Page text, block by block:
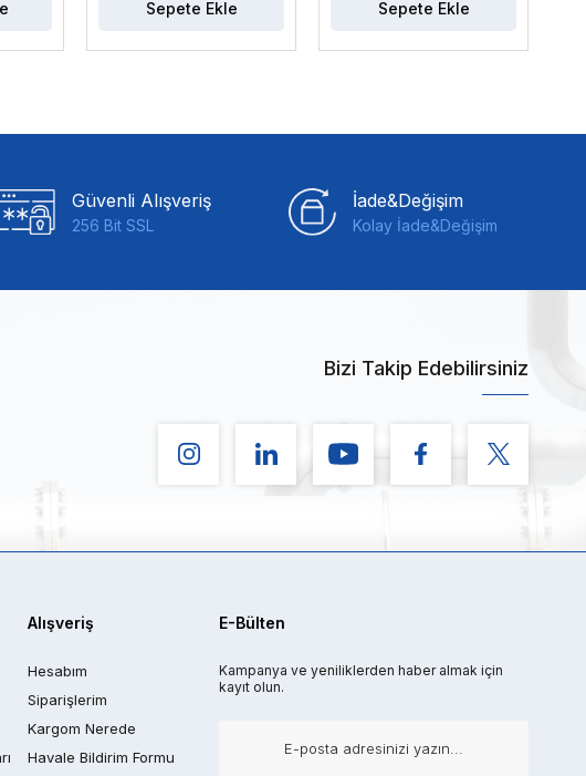
Sepete Ekle Sepete Ekle
Güvenli Alışveriş
256 Bit SSL
İade&Değişim
Kolay İade&Değişim
Bizi Takip Edebilirsiniz
Alışveriş
Hesabım
Siparişlerim
Kargom Nerede
Havale Bildirim Formu
E-Bülten
Kampanya ve yeniliklerden haber almak için
kayıt olun.